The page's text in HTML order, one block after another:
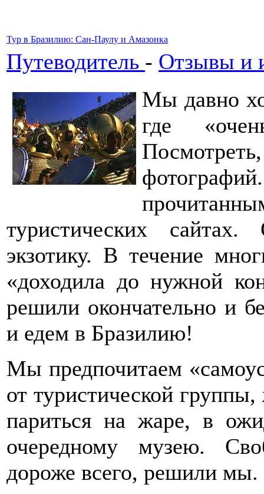
Тур в Бразилию: Сан-Паулу и Амазонка
Путеводитель - Отзывы и
Мы давно
где
туристических
экзотику. В течение
«доходила до нужной
решили окончательно и
и едем в Бразилию!
Мы предпочитаем
от туристической группы,
париться на жаре, в
очередному музею.
дороже всего, решили мы.